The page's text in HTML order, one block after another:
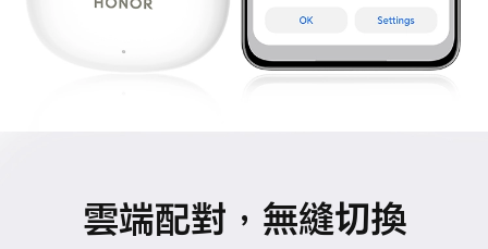
雲端配對，無縫切換